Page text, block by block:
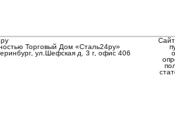
Торговый Дом «Сталь24ру»
ул.Шефская д. 3 г, офис 406